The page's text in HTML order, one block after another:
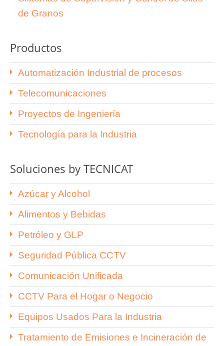
de Granos
Productos
Automatización Industrial de procesos
Telecomunicaciones
Proyectos de Ingeniería
Tecnología para la Industria
Soluciones by TECNICAT
Azúcar y Alcohol
Alimentos y Bebidas
Petróleo y GLP
Seguridad Pública CCTV
Comunicación Unificada
CCTV Para el Hogar o Negocio
Equipos Usados Para la Industria
Tratamiento de Emisiones e Incineración de